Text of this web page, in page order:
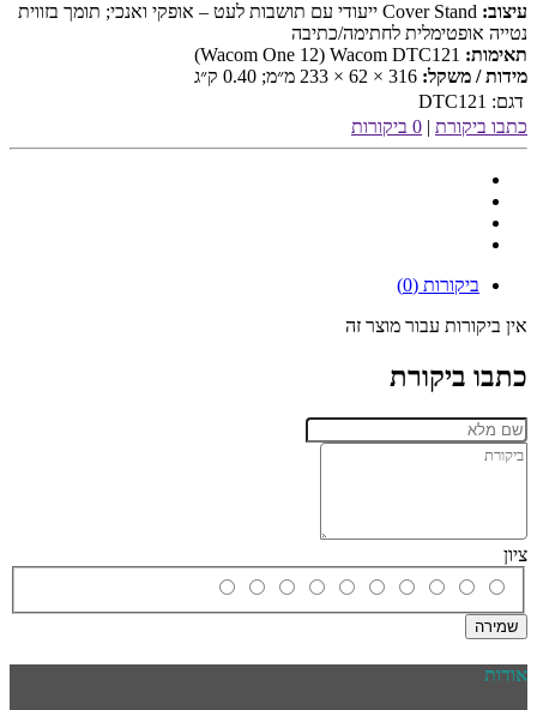
עיצוב:
Cover Stand ייעודי עם תושבות לעט – אופקי ואנכי; תומך בזווית
נטייה אופטימלית לחתימה/כתיבה
תאימות:
מידות / משקל:
דגם: DTC121
כתבו ביקורת | 0 ביקורות
ביקורות (0)
אין ביקורות עבור מוצר זה
כתבו ביקורת
ציון
שמירה
אודות